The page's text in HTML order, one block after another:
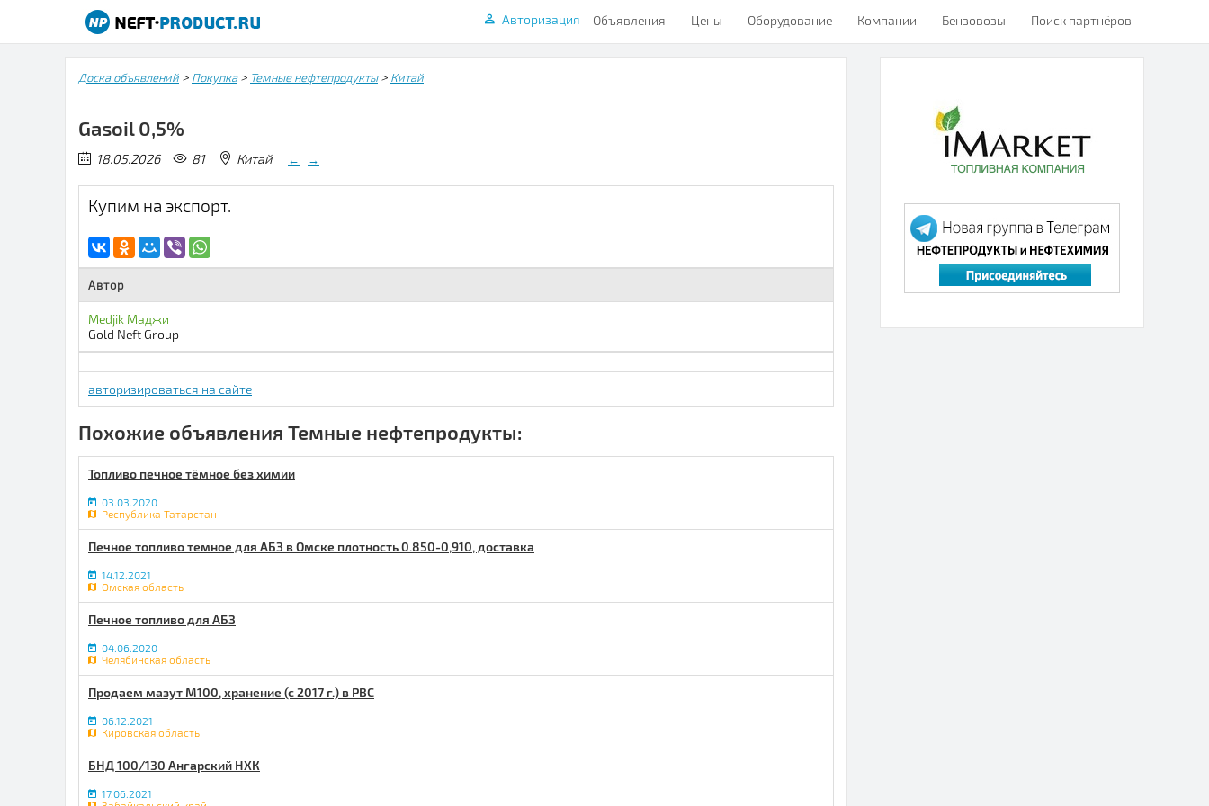
Объявления Цены Оборудование Компании Бензовозы Поиск партнёров
Авторизация
Доска объявлений > Покупка> Темные нефтепродукты> Китай
Gasoil 0,5%
18.05.2026 81 Китай ← →
Купим на экспорт.
Автор
Medjik Маджи
Gold Neft Group
авторизироваться на сайте
Похожие объявления Темные нефтепродукты:
Топливо печное тёмное без химии
03.03.2020
Республика Татарстан
Печное топливо темное для АБЗ в Омске плотность 0.850-0,910, доставка
14.12.2021
Омская область
Печное топливо для АБЗ
04.06.2020
Челябинская область
Продаем мазут М100, хранение (с 2017 г.) в РВС
06.12.2021
Кировская область
БНД 100/130 Ангарский НХК
17.06.2021